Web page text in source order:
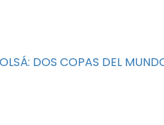
DOS COPAS DEL